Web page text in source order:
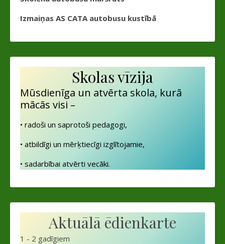
Izmaiņas AS CATA autobusu kustībā
Skolas vīzija
Mūsdienīga un atvērta skola, kurā
mācās visi –
• radoši un saprotoši pedagogi,
• atbildīgi un mērķtiecīgi izglītojamie,
• sadarbībai atvērti vecāki.
Aktuālā ēdienkarte
1 - 2 gadīgiem